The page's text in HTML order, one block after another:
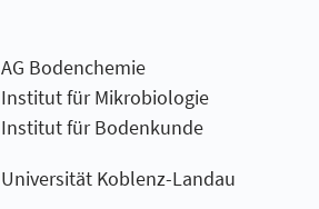
AG Bodenchemie
Institut für Mikrobiologie
Institut für Bodenkunde
Universität Koblenz-Landau